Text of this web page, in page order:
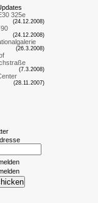
pdates
325e
(24.12.2008)
(24.12.2008)
(26.3.2008)
(7.3.2008)
(28.11.2007)